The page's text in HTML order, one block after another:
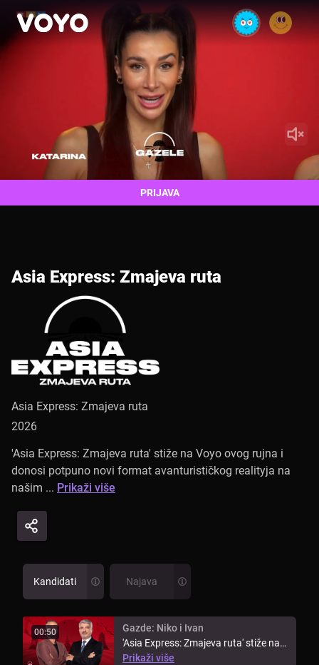
Asia Express: Zmajeva ruta
Asia Express: Zmajeva ruta
2026
'Asia Express: Zmajeva ruta' stiže na Voyo ovog rujna i
donosi potpuno novi format avanturističkog realityja na
našim ... Prikaži više
PRIJAVA
Kandidati Najava
00:50
Gazde: Niko i Ivan
'Asia Express: Zmajeva ruta' stiže na
Voyo ovog rujna i donosi ...
Prikaži više